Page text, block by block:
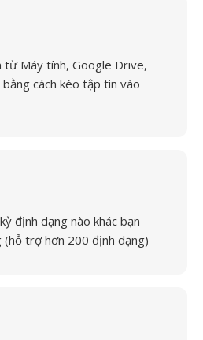
từ Máy tính, Google Drive,
cách kéo tập tin vào
định dạng nào khác bạn
(hỗ trợ hơn 200 định dạng)